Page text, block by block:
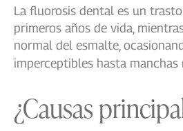
La fluorosis dental es un
primeros años de vida,
normal del esmalte,
imperceptibles hasta manchas
¿Causas